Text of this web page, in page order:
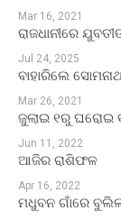
Mar 16, 2021
ରାଜଧାନୀରେ
Jul 24, 2025
ବାହାରିଲେ
Mar 26, 2021
ଜୁଲାଇ ୧ରୁ ଘରୋଇ
Jun 11, 2022
ଆଜିର ରାଶିଫଳ
Apr 16, 2022
ମଧୁବନ ଗାଁରେ